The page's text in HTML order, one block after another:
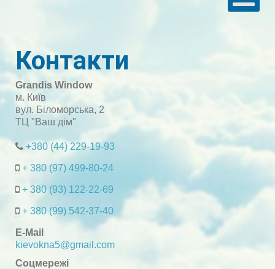
Контакти
Grandis Window
м. Київ
вул. Біломорська, 2
ТЦ "Ваш дім"
+380 (44) 229-19-93
+ 380 (97) 499-80-24
+ 380 (93) 122-22-69
+ 380 (99) 542-37-40
E-Mail
kievokna5@gmail.com
Соцмережі